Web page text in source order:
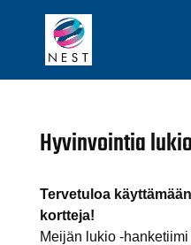
Hyvinvointia
Tervetuloa
kortteja!
Meijän lukio -